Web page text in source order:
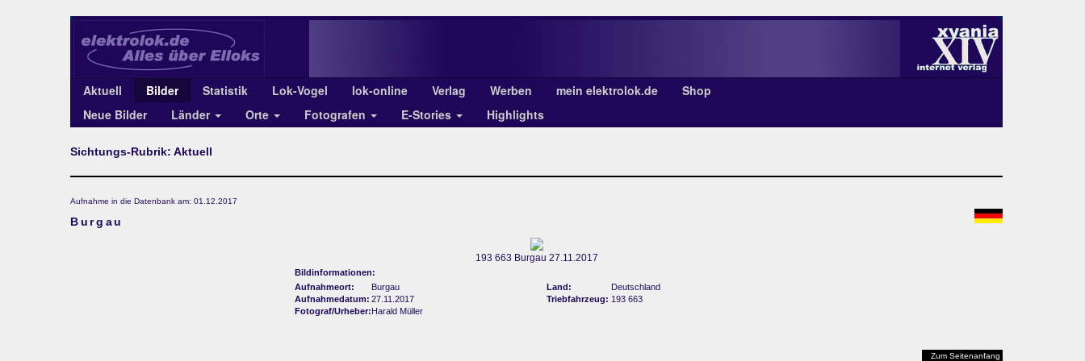
Aktuell Bilder Statistik Lok-Vogel lok-online Verlag Werben mein elektrolok.de
Shop
Neue Bilder
Länder Orte Fotografen E-Stories Highlights
Sichtungs-Rubrik: Aktuell
Aufnahme in die Datenbank am: 01.12.2017
Burgau
193 663 Burgau 27.11.2017
Bildinformationen:
Aufnahmeort:
Burgau Land:
Deutschland
Aufnahmedatum: 27.11.2017 Triebfahrzeug: 193 663
Fotograf/Urheber:Harald Müller
Zum Seitenanfang